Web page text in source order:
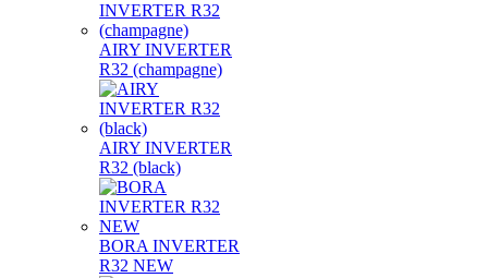
AIRY INVERTER
R32 (champagne)
AIRY INVERTER
R32 (black)
BORA INVERTER
R32 NEW